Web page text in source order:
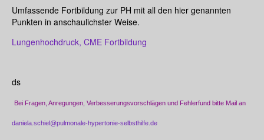
Umfassende Fortbildung zur PH mit all den hier genannten
Punkten in anschaulichster Weise.
Lungenhochdruck, CME Fortbildung
ds
Bei Fragen, Anregungen, Verbesserungsvorschlägen und Fehlerfund bitte Mail an
daniela.schiel@pulmonale-hypertonie-selbsthilfe.de